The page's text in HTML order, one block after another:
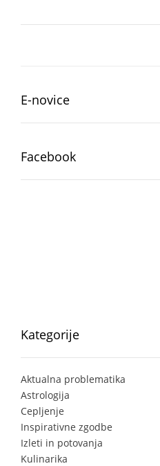
samooskrbe
E-novice
Facebook
Kategorije
Aktualna problematika
Astrologija
Cepljenje
Inspirativne zgodbe
Izleti in potovanja
Kulinarika